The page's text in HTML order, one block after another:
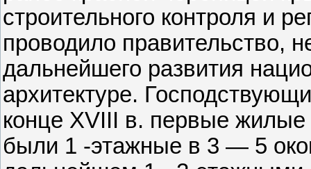
строительного контроля и
проводило правительство,
дальнейшего развития
архитектуре.
конце XVIII в. первые
были 1 -этажные в 3 — 5